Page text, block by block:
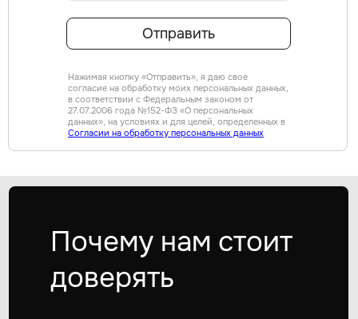
Нажимая кнопку «Отправить», я даю свое
согласие на обработку моих персональных данных,
в соответствии с Федеральным законом от
27.07.2006 года №152-ФЗ «О персональных
данных», на условиях и для целей, определенных в
Согласии на обработку персональных данных
Отправить
Почему нам стоит
доверять